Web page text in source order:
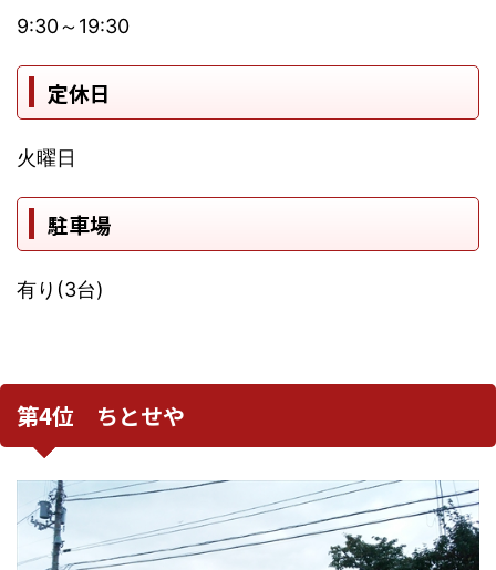
9:30～19:30
定休日
火曜日
駐車場
有り(3台)
第4位 ちとせや